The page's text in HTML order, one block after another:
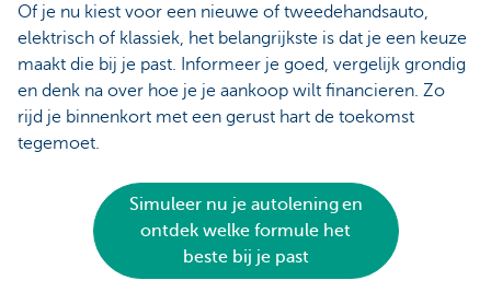
Of je nu kiest voor een nieuwe of tweedehandsauto,
elektrisch of klassiek, het belangrijkste is dat je een keuze
maakt die bij je past. Informeer je goed, vergelijk grondig
en denk na over hoe je je aankoop wilt financieren. Zo
rijd je binnenkort met een gerust hart de toekomst
tegemoet.
Simuleer nu je autolening en
ontdek welke formule het
beste bij je past